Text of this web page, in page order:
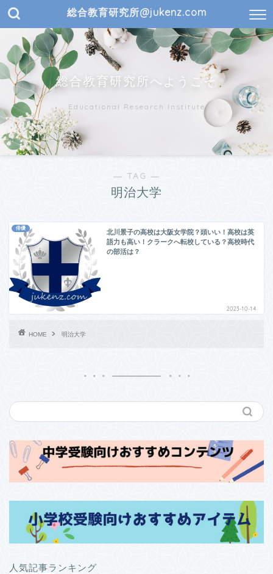
総合教育研究所@jukenz.com
総合教育研究所へようこそ
Educational Research Institute
― TAG ―
明治大学
俳優
北川景子の高校は大阪女学院？頭いい！高校は英
語力も高い！クラークへ転校している？高校時代
の部活は？
2023-10-14
HOME 明治大学
人気記事ランキング